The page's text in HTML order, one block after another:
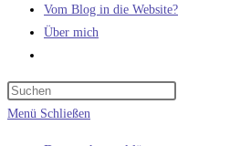
Vom Blog in die Website?
Über mich
umschalten
Menü Schließen